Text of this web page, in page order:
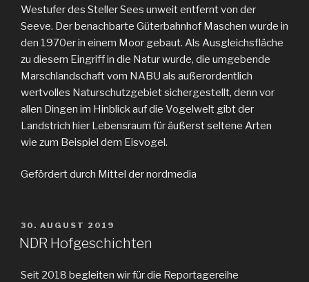
Westufer des Steller Sees unweit entfernt von der
Seeve. Der benachbarte Güterbahnhof Maschen wurde in
den 1970er in einem Moor gebaut. Als Ausgleichsfläche
zu diesem Eingriff in die Natur wurde, die umgebende
Marschlandschaft vom NABU als außerordentlich
wertvolles Naturschutzgebiet sichergestellt, denn vor
allen Dingen im Hinblick auf die Vogelwelt gibt der
Landstrich hier Lebensraum für äußerst seltene Arten
wie zum Beispiel dem Eisvogel.
Gefördert durch Mittel der nordmedia
VERÖFFENTLICHT
AM
30. AUGUST 2019
NDR Hofgeschichten
Seit 2018 begleiten wir für die Reportagereihe